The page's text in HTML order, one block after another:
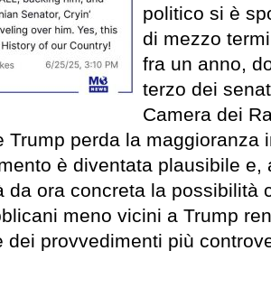
politico si è
di mezzo
fra un anno,
terzo dei
Camera dei
Trump perda la maggioranza
è diventata plausibile e,
da ora concreta la possibilità
meno vicini a Trump
dei provvedimenti più